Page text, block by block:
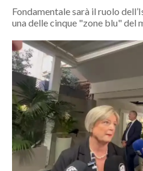
ITALIA
MONDO
POLITICA
ECONOMIA
SERVIZI ALLE IMPRESE
LAVORO
BANDI
Fondamentale sarà il ruolo
una delle cinque "zone blu" del